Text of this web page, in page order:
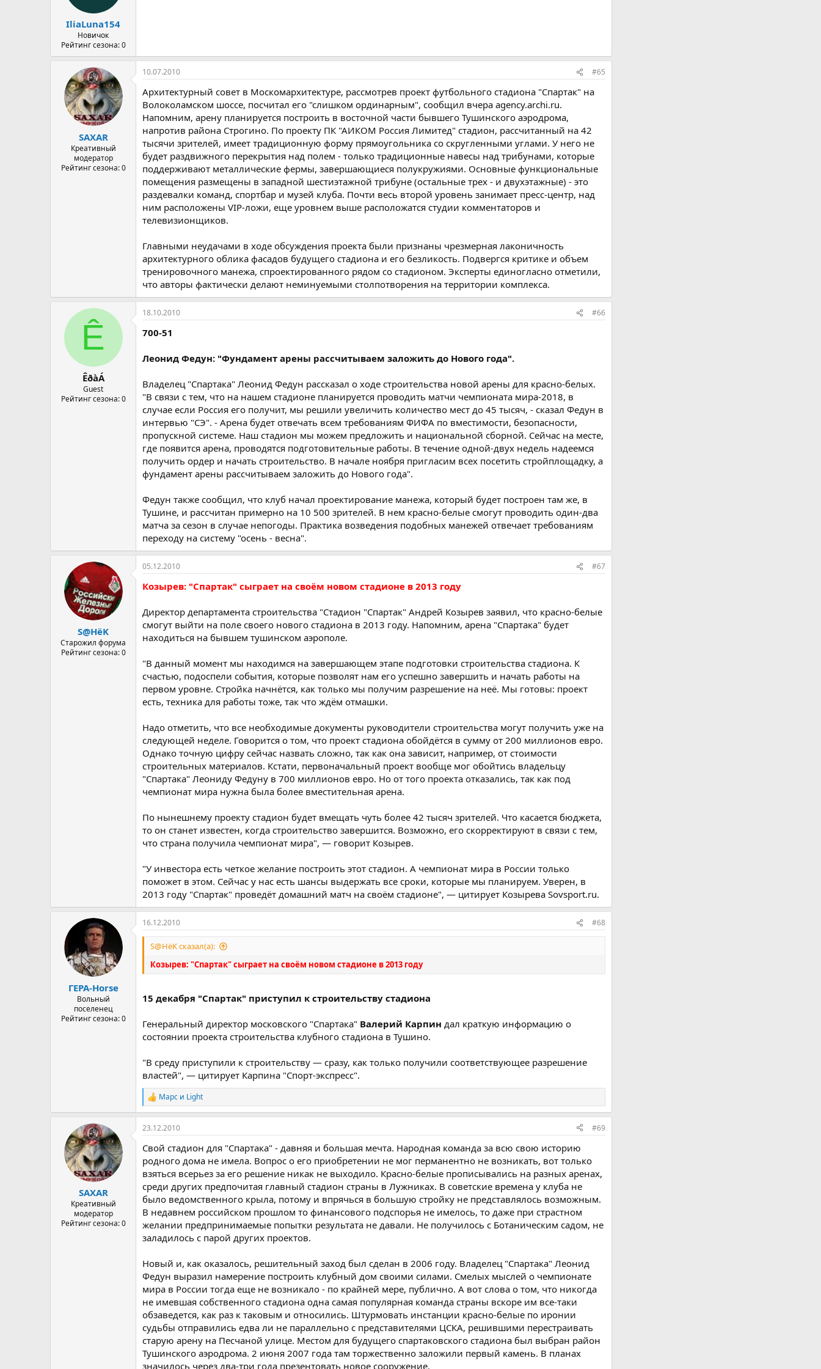
IliaLuna154
Новичок
Рейтинг сезона: 0
SAXAR
Креативный
модератор
Рейтинг сезона: 0
10.07.2010 #65
Архитектурный совет в Москомархитектуре, рассмотрев проект футбольного стадиона "Спартак" на
Волоколамском шоссе, посчитал его "слишком ординарным", сообщил вчера agency.archi.ru.
Напомним, арену планируется построить в восточной части бывшего Тушинского аэродрома,
напротив района Строгино. По проекту ПК "АИКОМ Россия Лимитед" стадион, рассчитанный на 42
тысячи зрителей, имеет традиционную форму прямоугольника со скругленными углами. У него не
будет раздвижного перекрытия над полем - только традиционные навесы над трибунами, которые
поддерживают металлические фермы, завершающиеся полукружиями. Основные функциональные
помещения размещены в западной шестиэтажной трибуне (остальные трех - и двухэтажные) - это
раздевалки команд, спортбар и музей клуба. Почти весь второй уровень занимает пресс-центр, над
ним расположены VIP-ложи, еще уровнем выше расположатся студии комментаторов и
телевизионщиков.
Главными неудачами в ходе обсуждения проекта были признаны чрезмерная лаконичность
архитектурного облика фасадов будущего стадиона и его безликость. Подвергся критике и объем
тренировочного манежа, спроектированного рядом со стадионом. Эксперты единогласно отметили,
что авторы фактически делают неминуемыми столпотворения на территории комплекса.
Ê
ÊðàÁ
Guest
Рейтинг сезона: 0
18.10.2010 #66
700-51
Леонид Федун: "Фундамент арены рассчитываем заложить до Нового года".
Владелец "Спартака" Леонид Федун рассказал о ходе строительства новой арены для красно-белых.
"В связи с тем, что на нашем стадионе планируется проводить матчи чемпионата мира-2018, в
случае если Россия его получит, мы решили увеличить количество мест до 45 тысяч, - сказал Федун в
интервью "СЭ". - Арена будет отвечать всем требованиям ФИФА по вместимости, безопасности,
пропускной системе. Наш стадион мы можем предложить и национальной сборной. Сейчас на месте,
где появится арена, проводятся подготовительные работы. В течение одной-двух недель надеемся
получить ордер и начать строительство. В начале ноября пригласим всех посетить стройплощадку, а
фундамент арены рассчитываем заложить до Нового года".
Федун также сообщил, что клуб начал проектирование манежа, который будет построен там же, в
Тушине, и рассчитан примерно на 10 500 зрителей. В нем красно-белые смогут проводить один-два
матча за сезон в случае непогоды. Практика возведения подобных манежей отвечает требованиям
переходу на систему "осень - весна".
S@HёK
Старожил форума
Рейтинг сезона: 0
05.12.2010 #67
Козырев: "Спартак" сыграет на своём новом стадионе в 2013 году
Директор департамента строительства "Стадион "Спартак" Андрей Козырев заявил, что красно-белые
смогут выйти на поле своего нового стадиона в 2013 году. Напомним, арена "Спартака" будет
находиться на бывшем тушинском аэрополе.
"В данный момент мы находимся на завершающем этапе подготовки строительства стадиона. К
счастью, подоспели события, которые позволят нам его успешно завершить и начать работы на
первом уровне. Стройка начнётся, как только мы получим разрешение на неё. Мы готовы: проект
есть, техника для работы тоже, так что ждём отмашки.
Надо отметить, что все необходимые документы руководители строительства могут получить уже на
следующей неделе. Говорится о том, что проект стадиона обойдётся в сумму от 200 миллионов евро.
Однако точную цифру сейчас назвать сложно, так как она зависит, например, от стоимости
строительных материалов. Кстати, первоначальный проект вообще мог обойтись владельцу
"Спартака" Леониду Федуну в 700 миллионов евро. Но от того проекта отказались, так как под
чемпионат мира нужна была более вместительная арена.
По нынешнему проекту стадион будет вмещать чуть более 42 тысяч зрителей. Что касается бюджета,
то он станет известен, когда строительство завершится. Возможно, его скорректируют в связи с тем,
что страна получила чемпионат мира", — говорит Козырев.
"У инвестора есть четкое желание построить этот стадион. А чемпионат мира в России только
поможет в этом. Сейчас у нас есть шансы выдержать все сроки, которые мы планируем. Уверен, в
2013 году "Спартак" проведёт домашний матч на своём стадионе", — цитирует Козырева Sovsport.ru.
ГЕРА-Horse
Вольный
поселенец
Рейтинг сезона: 0
16.12.2010 #68
S@HёK сказал(а):
Козырев: "Спартак" сыграет на своём новом стадионе в 2013 году
15 декабря "Спартак" приступил к строительству стадиона
Генеральный директор московского "Спартака" Валерий Карпин дал краткую информацию о
состоянии проекта строительства клубного стадиона в Тушино.
"В среду приступили к строительству — сразу, как только получили соответствующее разрешение
властей", — цитирует Карпина "Спорт-экспресс".
Р
е
а
к
и
и
Марс и Light
SAXAR
Креативный
модератор
Рейтинг сезона: 0
23.12.2010 #69
Свой стадион для "Спартака" - давняя и большая мечта. Народная команда за всю свою историю
родного дома не имела. Вопрос о его приобретении не мог перманентно не возникать, вот только
взяться всерьез за его решение никак не выходило. Красно-белые прописывались на разных аренах,
среди других предпочитая главный стадион страны в Лужниках. В советские времена у клуба не
было ведомственного крыла, потому и впрячься в большую стройку не представлялось возможным.
В недавнем российском прошлом то финансового подспорья не имелось, то даже при страстном
желании предпринимаемые попытки результата не давали. Не получилось с Ботаническим садом, не
заладилось с парой других проектов.
Новый и, как оказалось, решительный заход был сделан в 2006 году. Владелец "Спартака" Леонид
Федун выразил намерение построить клубный дом своими силами. Смелых мыслей о чемпионате
мира в России тогда еще не возникало - по крайней мере, публично. А вот слова о том, что никогда
не имевшая собственного стадиона одна самая популярная команда страны вскоре им все-таки
обзаведется, как раз к таковым и относились. Штурмовать инстанции красно-белые по иронии
судьбы отправились едва ли не параллельно с представителями ЦСКА, решившими перестраивать
старую арену на Песчаной улице. Местом для будущего спартаковского стадиона был выбран район
Тушинского аэродрома. 2 июня 2007 года там торжественно заложили первый камень. В планах
значилось через два-три года презентовать новое сооружение.